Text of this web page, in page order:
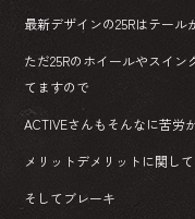
最新デザインの25Rはテー
ただ25Rのホイールやスイ
てますので
ACTIVEさんもそんなに苦労
メリットデメリットに関し
そしてブレーキ